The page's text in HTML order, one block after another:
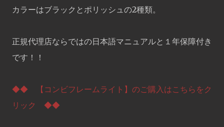
カラーはブラックとポリッシュの2種類。
正規代理店ならではの日本語マニュアルと１年保障付き
です！！
◆◆ 【コンビフレームライト】のご購入はこちらをク
リック ◆◆